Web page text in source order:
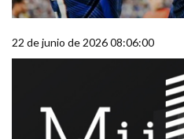
22 de junio de 2026 08:06:00